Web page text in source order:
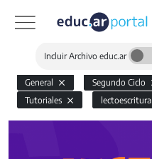
Incluir Archivo educ.ar
General Segundo Ciclo
Tutoriales
lectoescritura